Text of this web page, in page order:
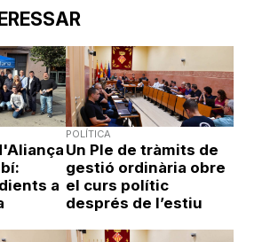
a
POLÍTICA
Un Ple de tràmits de
gestió ordinària obre
el curs polític
després de l’estiu